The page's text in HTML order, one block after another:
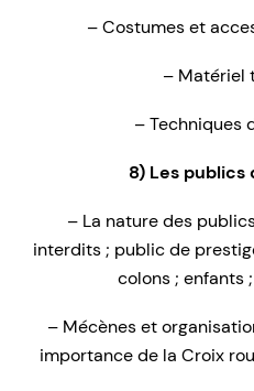
– Costumes et
– Matériel
– Techniques
8) Les publics
– La nature des
interdits ; public de
colons ; enfants
– Mécènes et
importance de la Croix